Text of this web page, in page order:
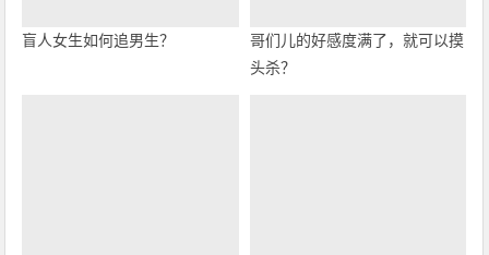
盲人女生如何追男生？
哥们儿的好感度满了，就可以摸
头杀？